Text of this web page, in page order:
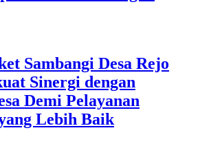
Sambangi Desa Rejo
Sinergi dengan
Demi Pelayanan
Lebih Baik